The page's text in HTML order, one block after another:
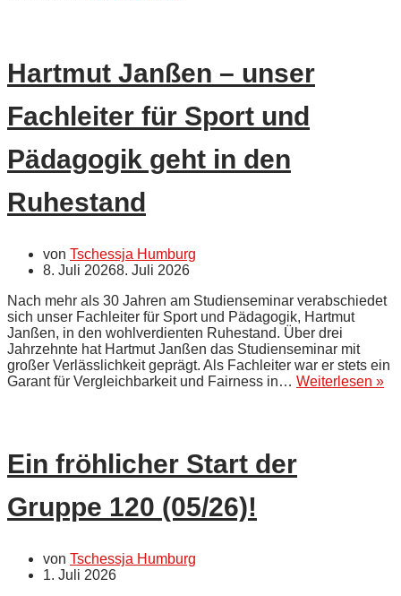
in
den
Vorbereitungsdienst
zum
01.
November
2026
Hartmut Janßen – unser
Fachleiter für Sport und
Pädagogik geht in den
Ruhestand
von Tschessja Humburg
8. Juli 20268. Juli 2026
Nach mehr als 30 Jahren am Studienseminar verabschiedet
sich unser Fachleiter für Sport und Pädagogik, Hartmut
Janßen, in den wohlverdienten Ruhestand. Über drei
Jahrzehnte hat Hartmut Janßen das Studienseminar mit
großer Verlässlichkeit geprägt. Als Fachleiter war er stets ein
Garant für Vergleichbarkeit und Fairness in… Weiterlesen »
Ein fröhlicher Start der
Gruppe 120 (05/26)!
von Tschessja Humburg
1. Juli 2026